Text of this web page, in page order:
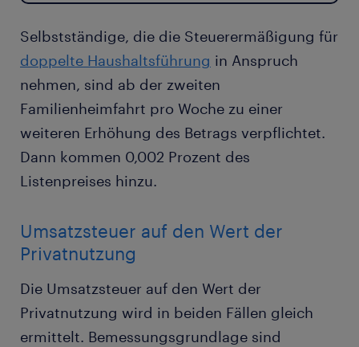
Selbstständige, die die Steuerermäßigung für
doppelte Haushaltsführung in Anspruch
nehmen, sind ab der zweiten
Familienheimfahrt pro Woche zu einer
weiteren Erhöhung des Betrags verpflichtet.
Dann kommen 0,002 Prozent des
Listenpreises hinzu.
Umsatzsteuer auf den Wert der
Privatnutzung
Die Umsatzsteuer auf den Wert der
Privatnutzung wird in beiden Fällen gleich
ermittelt. Bemessungsgrundlage sind